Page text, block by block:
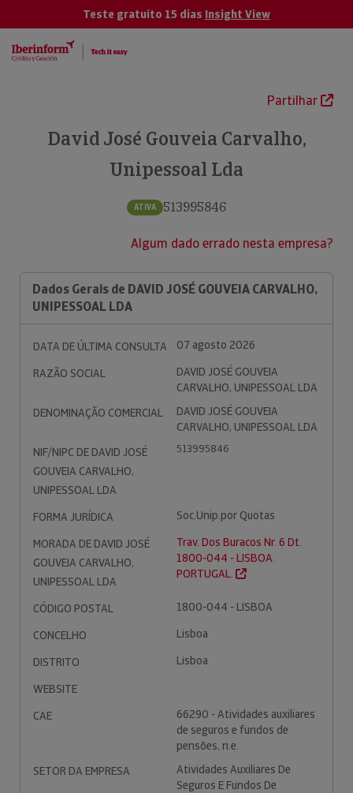
Teste gratuito 15 dias Insight View
Partilhar
David José Gouveia Carvalho,
Unipessoal Lda
ATIVA 513995846
Algum dado errado nesta empresa?
Dados Gerais de DAVID JOSÉ GOUVEIA CARVALHO,
UNIPESSOAL LDA
DATA DE ÚLTIMA CONSULTA
07 agosto 2026
RAZÃO SOCIAL
DAVID JOSÉ GOUVEIA
CARVALHO, UNIPESSOAL LDA
DENOMINAÇÃO COMERCIAL
DAVID JOSÉ GOUVEIA
CARVALHO, UNIPESSOAL LDA
NIF/NIPC DE DAVID JOSÉ
GOUVEIA CARVALHO,
UNIPESSOAL LDA
513995846
FORMA JURÍDICA
Soc.Unip.por Quotas
MORADA DE DAVID JOSÉ
GOUVEIA CARVALHO,
UNIPESSOAL LDA
Trav. Dos Buracos Nr. 6 Dt.
1800-044 - LISBOA.
PORTUGAL.
CÓDIGO POSTAL
1800-044 - LISBOA
CONCELHO
Lisboa
DISTRITO
Lisboa
WEBSITE
CAE
66290 - Atividades auxiliares
de seguros e fundos de
pensões, n.e.
SETOR DA EMPRESA
Atividades Auxiliares De
Seguros E Fundos De